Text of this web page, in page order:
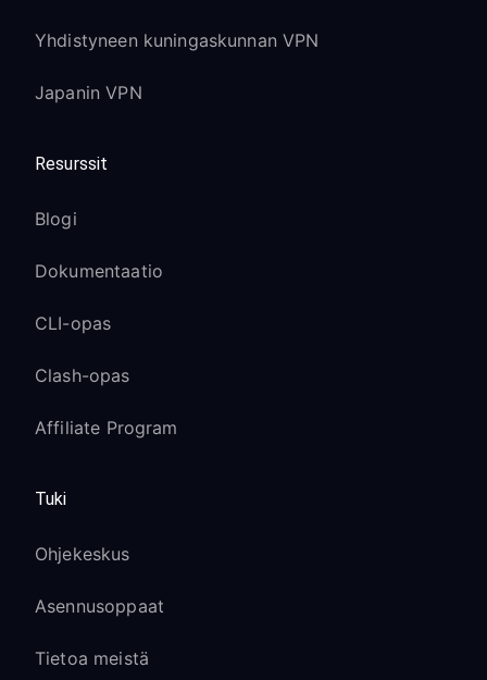
Yhdistyneen kuningaskunnan VPN
Japanin VPN
Resurssit
Blogi
Dokumentaatio
CLI-opas
Clash-opas
Affiliate Program
Tuki
Ohjekeskus
Asennusoppaat
Tietoa meistä